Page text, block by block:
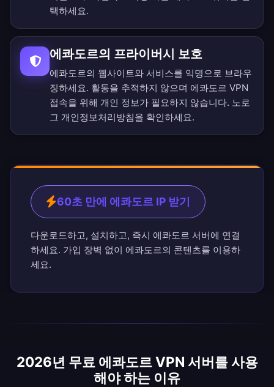
택하세요.
에콰도르의 프라이버시 보호
에콰도르의 웹사이트와 서비스를 익명으로 브라우
징하세요. 활동을 추적하지 않으며 에콰도르 VPN
접속을 위해 개인 정보가 필요하지 않습니다. 노로
그 개인정보처리방침을 확인하세요.
60초 만에 에콰도르 IP 받기
다운로드하고, 설치하고, 즉시 에콰도르 서버에 연결
하세요. 가입 장벽 없이 에콰도르의 콘텐츠를 이용하
세요.
2026년 무료 에콰도르 VPN 서버를 사용
해야 하는 이유